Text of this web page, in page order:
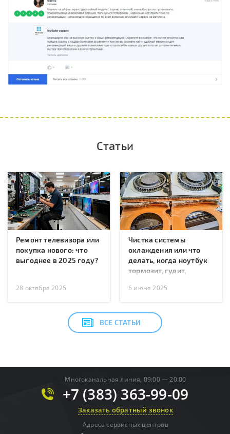
Статьи
Ремонт телевизора или
покупка нового: что
выгоднее в 2025 году?
28 октября 2025
Чистка системы
охлаждения или что
делать, когда ноутбук
тормозит, гудит,
перезагружается?
6 июня 2025
ВСЕ СТАТЬИ
Многоканальная линия, 09:00 — 20:00
+7 (383) 363-99-09
Заказать обратный звонок
Адреса сервисных центров